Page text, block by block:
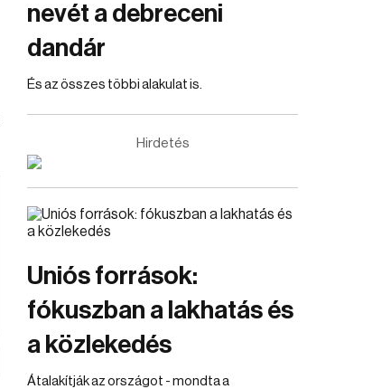
nevét a debreceni
dandár
És az összes többi alakulat is.
Hirdetés
Uniós források:
fókuszban a lakhatás és
a közlekedés
Átalakítják az országot - mondta a